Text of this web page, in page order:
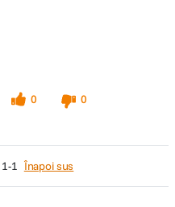
0
0
1-1 Înapoi sus